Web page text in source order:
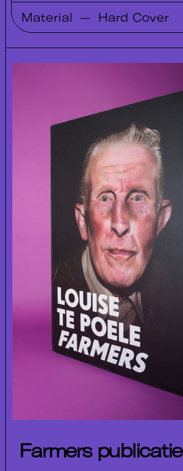
Material — Hard Cover
Farmers publicatie